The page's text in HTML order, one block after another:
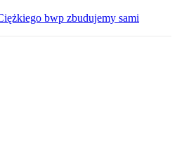
bwp zbudujemy sami